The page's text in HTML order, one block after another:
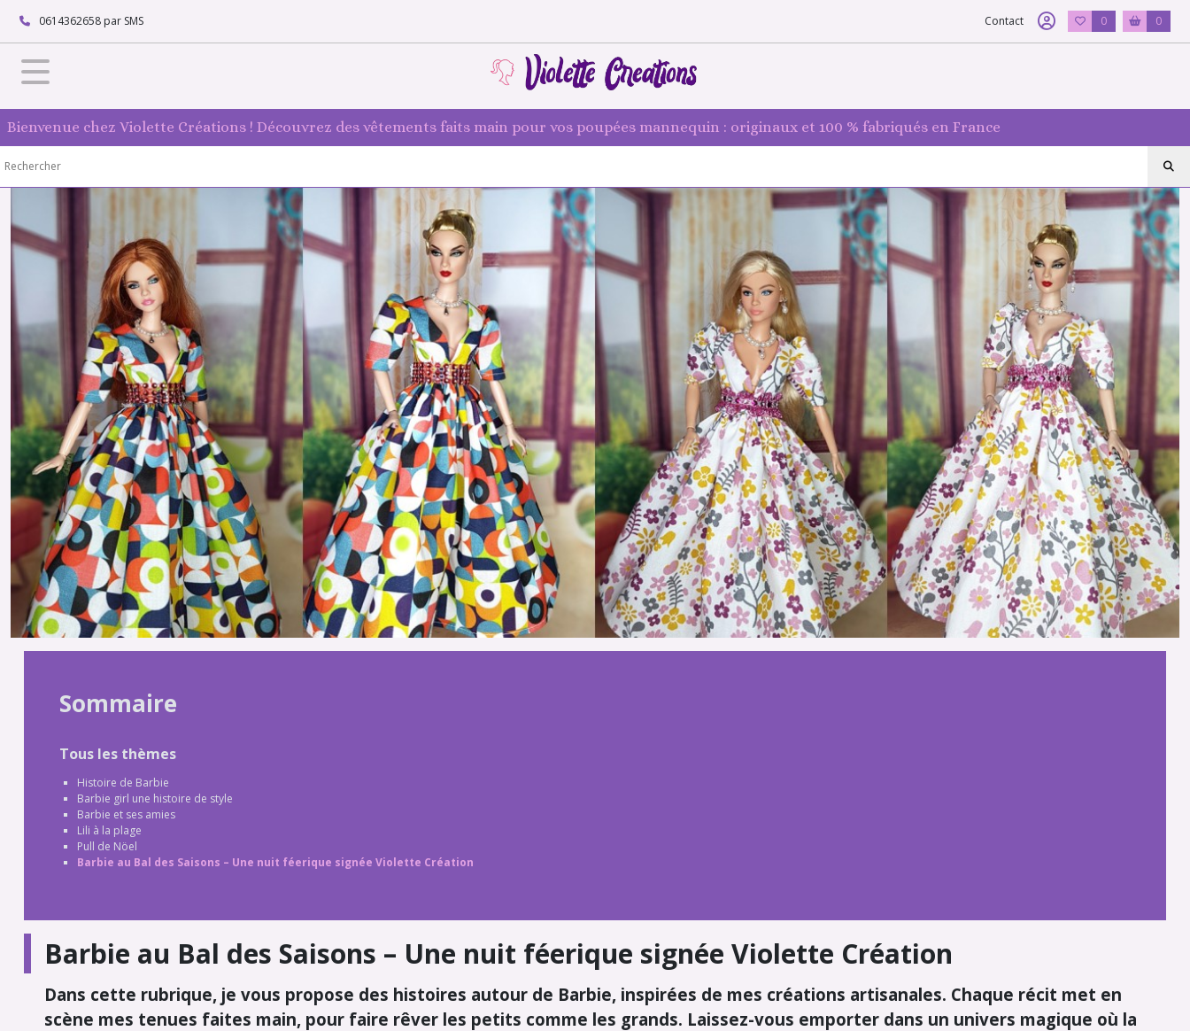
0614362658 par SMS Contact 0 0
Bienvenue chez Violette Créations ! Découvrez des vêtements faits main pour vos poupées mannequin : originaux et 100 % fabriqués en France
Sommaire
Tous les thèmes
Histoire de Barbie
Barbie girl une histoire de style
Barbie et ses amies
Lili à la plage
Pull de Nöel
Barbie au Bal des Saisons – Une nuit féerique signée Violette Création
Barbie au Bal des Saisons – Une nuit féerique signée Violette Création
Dans cette rubrique, je vous propose des histoires autour de Barbie, inspirées de mes créations artisanales. Chaque récit met en
scène mes tenues faites main, pour faire rêver les petits comme les grands. Laissez-vous emporter dans un univers magique où la